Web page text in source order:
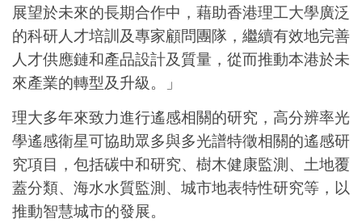
展望於未來的長期合作中，藉助香港理工大學廣泛
的科研人才培訓及專家顧問團隊，繼續有效地完善
人才供應鏈和產品設計及質量，從而推動本港於未
來產業的轉型及升級。」
理大多年來致力進行遙感相關的研究，高分辨率光
學遙感衛星可協助眾多與多光譜特徵相關的遙感研
究項目，包括碳中和研究、樹木健康監測、土地覆
蓋分類、海水水質監測、城市地表特性研究等，以
推動智慧城市的發展。